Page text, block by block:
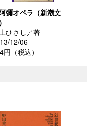
彌オペラ（新潮文
ひさし／著
12/06
円（税込）